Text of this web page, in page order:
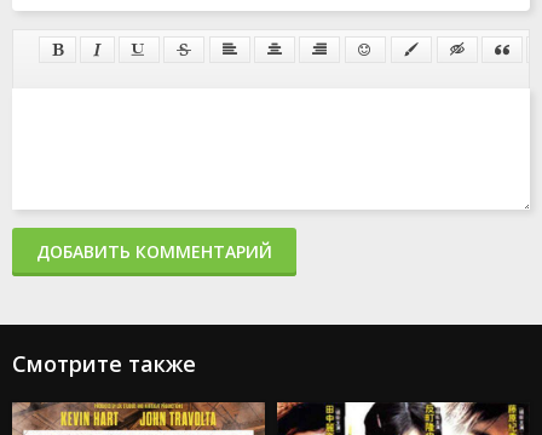
ДОБАВИТЬ КОММЕНТАРИЙ
Смотрите также